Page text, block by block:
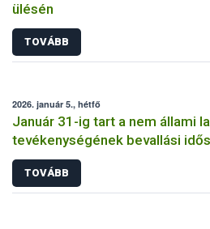
ülésén
TOVÁBB
2026. január 5., hétfő
Január 31-ig tart a nem állami
tevékenységének bevallási
TOVÁBB